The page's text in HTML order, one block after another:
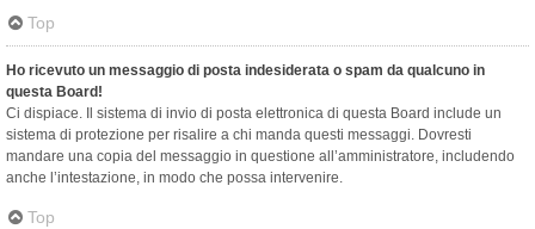
Top
Ho ricevuto un messaggio di posta indesiderata o spam da qualcuno in
questa Board!
Ci dispiace. Il sistema di invio di posta elettronica di questa Board include un
sistema di protezione per risalire a chi manda questi messaggi. Dovresti
mandare una copia del messaggio in questione all’amministratore, includendo
anche l’intestazione, in modo che possa intervenire.
Top